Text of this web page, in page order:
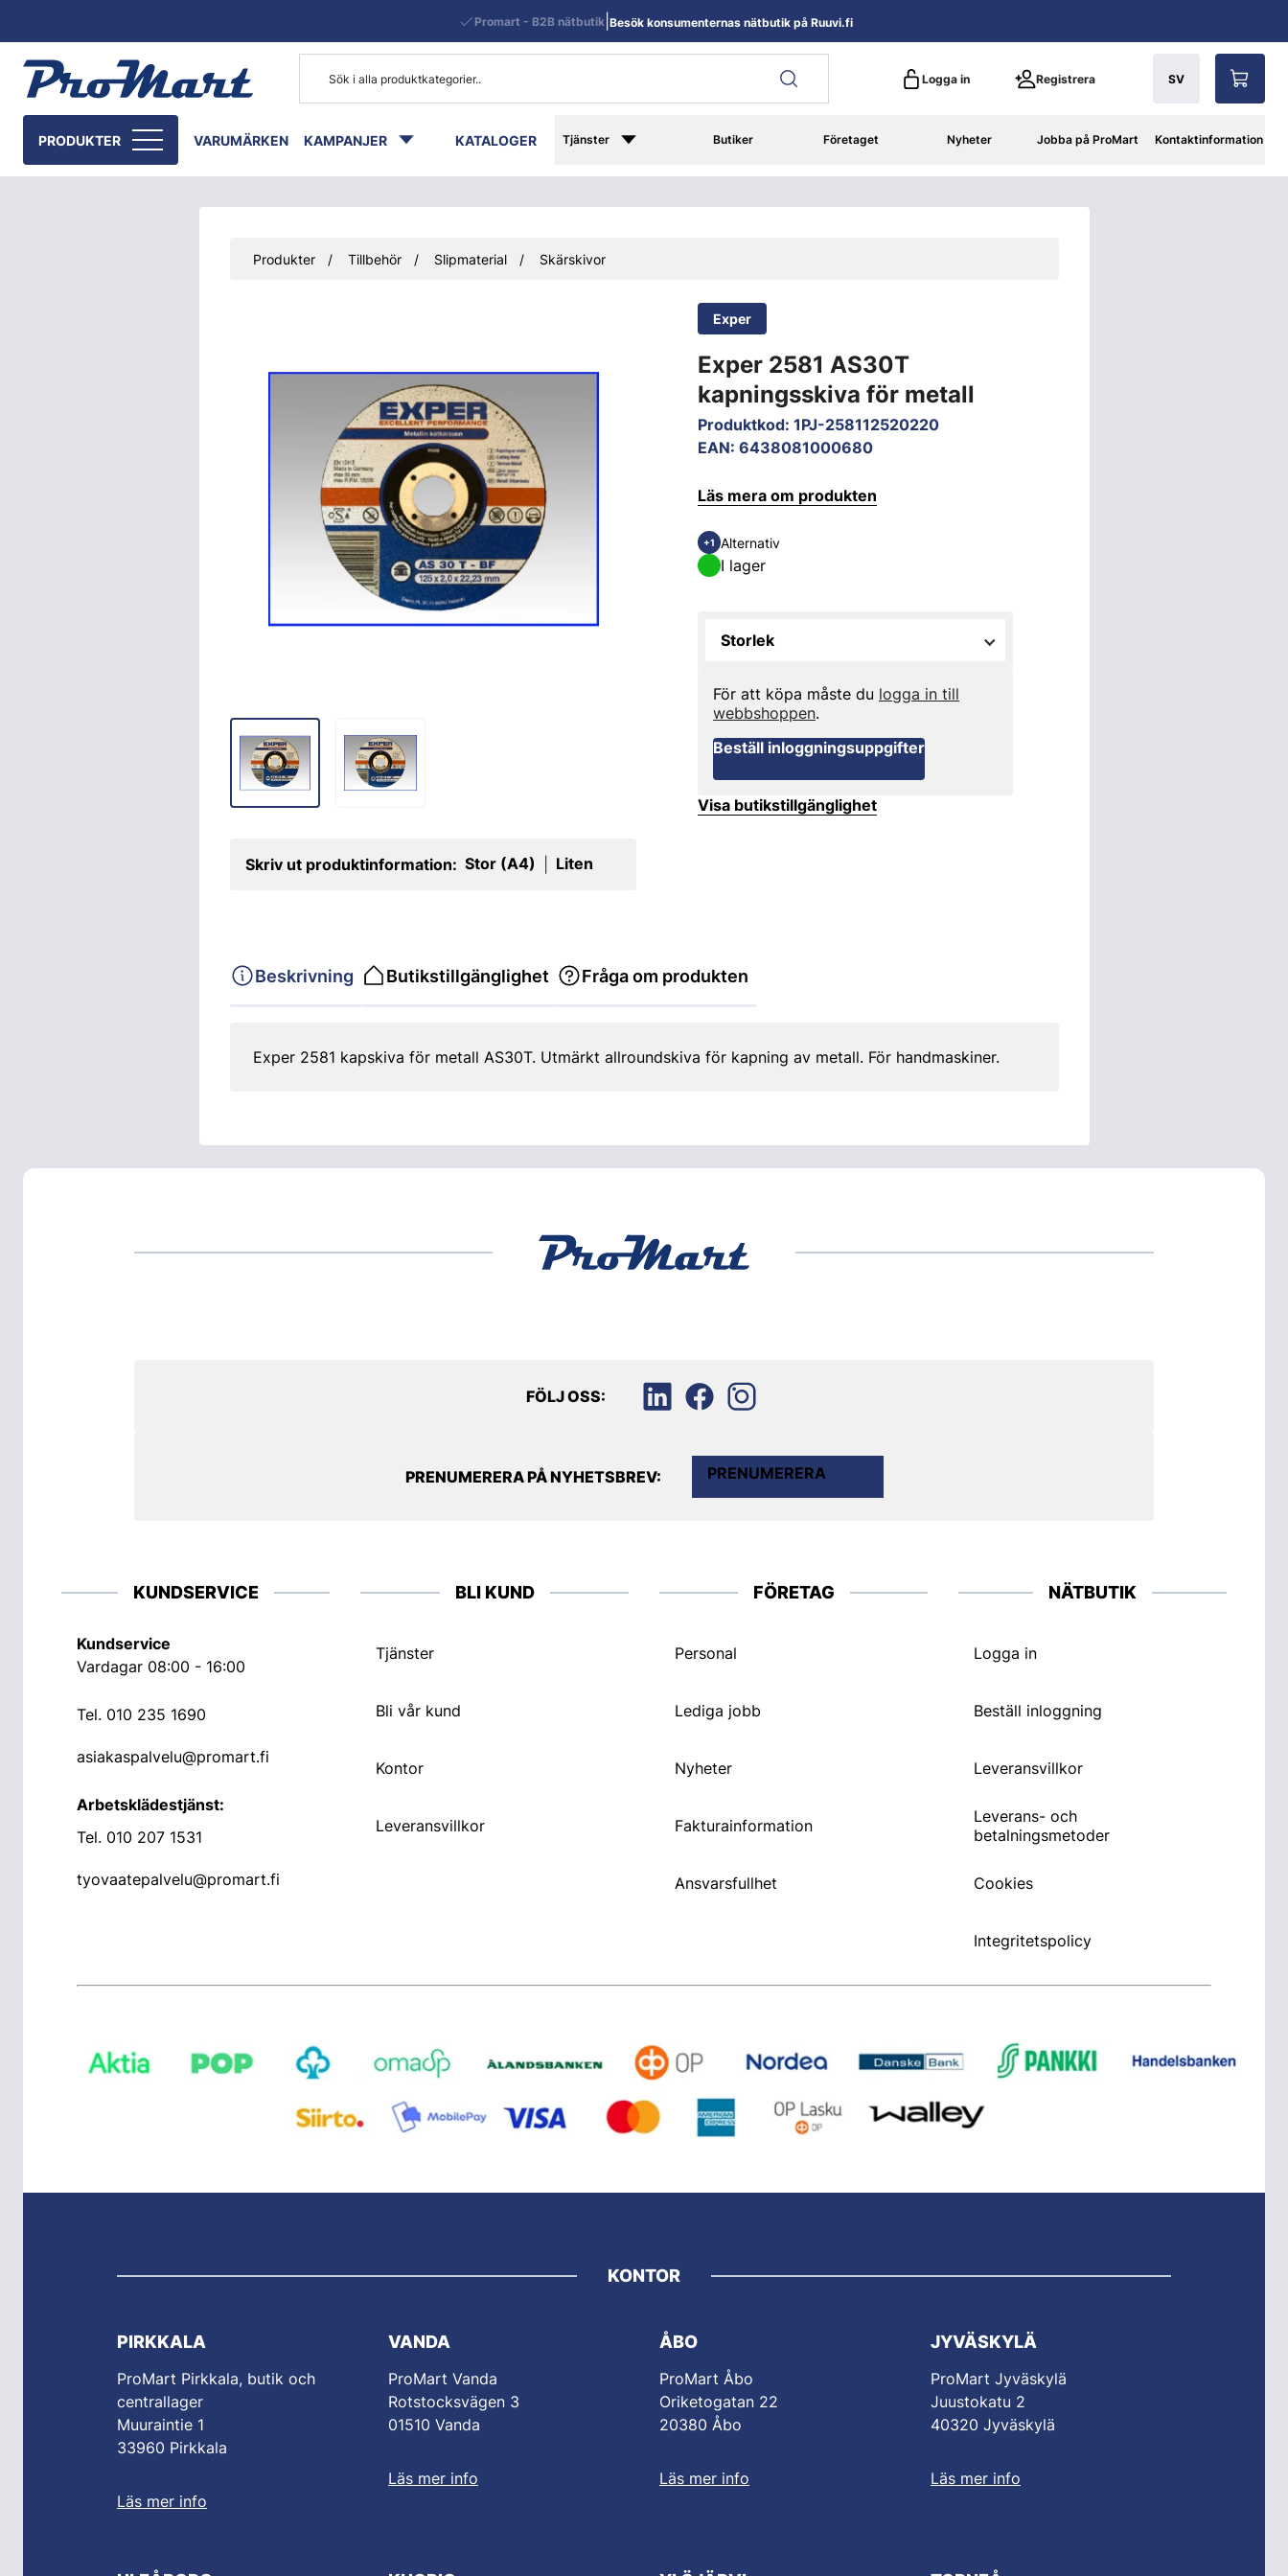
Logga in Registrera SV
PRODUKTER VARUMÄRKEN KAMPANJER KATALOGER Tjänster Butiker Företaget Nyheter Jobba på ProMart Kontaktinformation
Promart - B2B nätbutik Besök konsumenternas nätbutik på Ruuvi.fi
Produkter Tillbehör Slipmaterial Skärskivor
Exper
Exper 2581 AS30T
kapningsskiva för metall
Produktkod: 1PJ-258112520220
EAN: 6438081000680
Skriv ut produktinformation: Stor (A4) Liten
Läs mera om produkten
+1 Alternativ
I lager
Storlek
För att köpa måste du logga in till
webbshoppen.
Beställ inloggningsuppgifter
Visa butikstillgänglighet
Beskrivning Butikstillgänglighet Fråga om produkten
Exper 2581 kapskiva för metall AS30T. Utmärkt allroundskiva för kapning av metall. För handmaskiner.
FÖLJ OSS:
PRENUMERERA PÅ NYHETSBREV: PRENUMERERA
KUNDSERVICE
Kundservice
Vardagar 08:00 - 16:00
Tel. 010 235 1690
asiakaspalvelu@promart.fi
Arbetsklädestjänst:
Tel. 010 207 1531
tyovaatepalvelu@promart.fi
BLI KUND
Tjänster
Bli vår kund
Kontor
Leveransvillkor
FÖRETAG
Personal
Lediga jobb
Nyheter
Fakturainformation
Ansvarsfullhet
NÄTBUTIK
Logga in
Beställ inloggning
Leveransvillkor
Leverans- och
betalningsmetoder
Cookies
Integritetspolicy
KONTOR
PIRKKALA
ProMart Pirkkala, butik och
centrallager
Muuraintie 1
33960 Pirkkala
Läs mer info
VANDA
ProMart Vanda
Rotstocksvägen 3
01510 Vanda
Läs mer info
ÅBO
ProMart Åbo
Oriketogatan 22
20380 Åbo
Läs mer info
JYVÄSKYLÄ
ProMart Jyväskylä
Juustokatu 2
40320 Jyväskylä
Läs mer info